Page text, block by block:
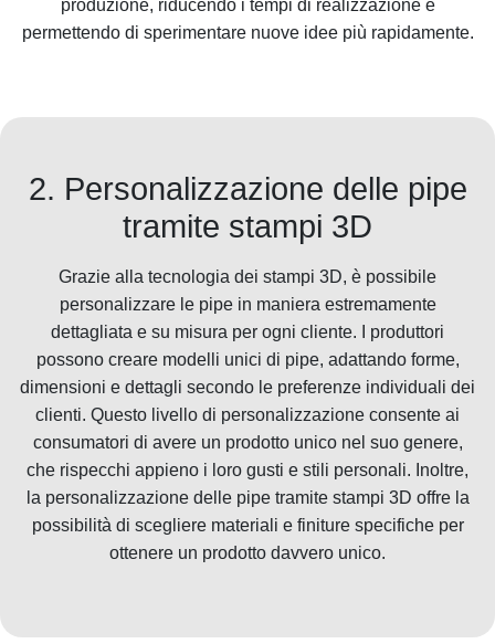
produzione, riducendo i tempi di realizzazione e
permettendo di sperimentare nuove idee più rapidamente.
2. Personalizzazione delle pipe
tramite stampi 3D
Grazie alla tecnologia dei stampi 3D, è possibile
personalizzare le pipe in maniera estremamente
dettagliata e su misura per ogni cliente. I produttori
possono creare modelli unici di pipe, adattando forme,
dimensioni e dettagli secondo le preferenze individuali dei
clienti. Questo livello di personalizzazione consente ai
consumatori di avere un prodotto unico nel suo genere,
che rispecchi appieno i loro gusti e stili personali. Inoltre,
la personalizzazione delle pipe tramite stampi 3D offre la
possibilità di scegliere materiali e finiture specifiche per
ottenere un prodotto davvero unico.